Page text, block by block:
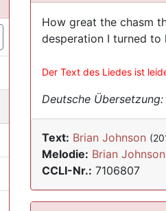
How great the chasm
desperation I turned to
Der Text des Liedes ist
Deutsche Übersetzung:
Text: Brian Johnson
Melodie: Brian Johnson
CCLI-Nr.: 7106807